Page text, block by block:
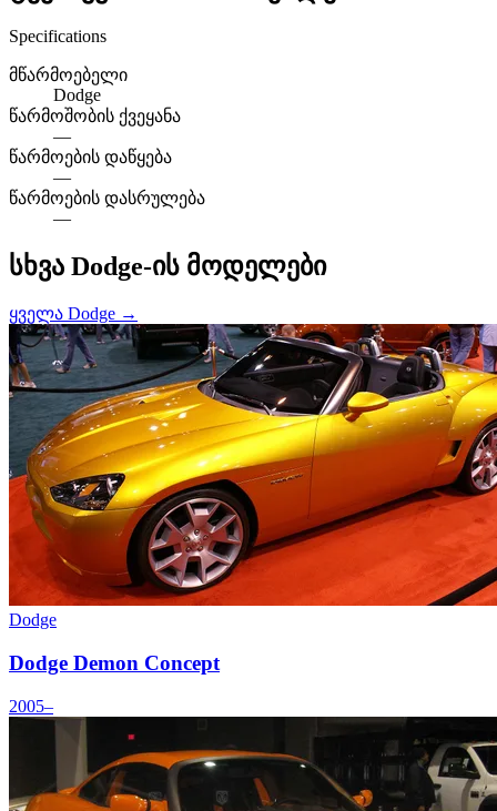
Specifications
მწარმოებელი
Dodge
წარმოშობის ქვეყანა
—
წარმოების დაწყება
—
წარმოების დასრულება
—
სხვა Dodge-ის მოდელები
ყველა Dodge →
Dodge
Dodge Demon Concept
2005–